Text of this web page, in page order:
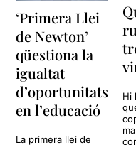
‘Primera Llei
de Newton’
qüestiona la
igualtat
d’oportunitats
en l’educació
La primera llei de
Hi